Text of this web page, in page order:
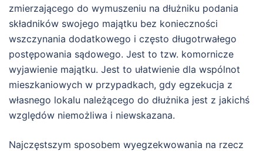
zmierzającego do wymuszeniu na dłużniku podania
składników swojego majątku bez konieczności
wszczynania dodatkowego i często długotrwałego
postępowania sądowego. Jest to tzw. komornicze
wyjawienie majątku. Jest to ułatwienie dla wspólnot
mieszkaniowych w przypadkach, gdy egzekucja z
własnego lokalu należącego do dłużnika jest z jakichś
względów niemożliwa i niewskazana.
Najczęstszym sposobem wyegzekwowania na rzecz